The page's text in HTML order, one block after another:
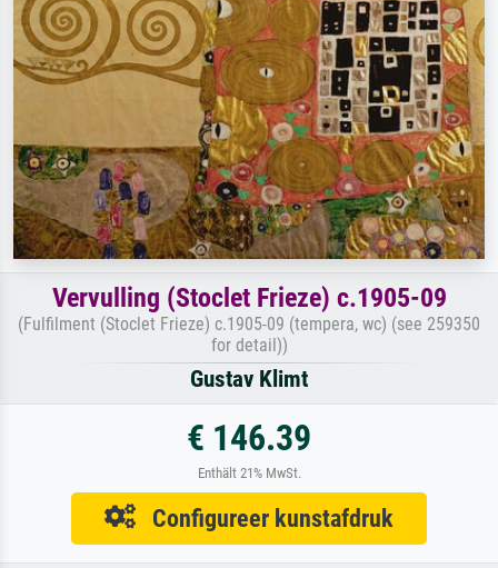
Vervulling (Stoclet Frieze) c.1905-09
(Fulfilment (Stoclet Frieze) c.1905-09 (tempera, wc) (see 259350
for detail))
Gustav Klimt
€ 146.39
Enthält 21% MwSt.
Configureer kunstafdruk